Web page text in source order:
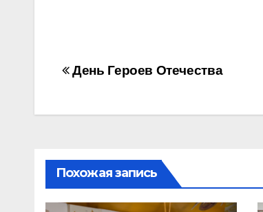
Навигация
День Героев Отечества
Похожая запись